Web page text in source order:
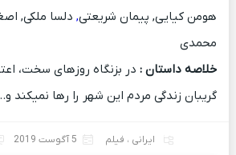
هومن کیایی, پیمان شریعتی,دلسا ملکی,
محمدی
خلاصه داستان :در بزنگاه روزهای سخت،
گریبان زندگی مردم این شهر را رها نمیکند
ایرانی ، فیلم 5 آگوست 2019